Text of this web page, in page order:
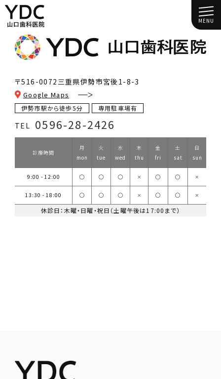
MENU
〒516-0072 三重県伊勢市宮後1-8-3
Google Maps
伊勢市駅から徒歩5分 専用駐車場有
TEL 0596-28-2426
診療時間
月
mon
火
tue
水
wed
木
thu
金
fri
土
sat
日
sun
9:00 - 12:00 ◯ ◯ ◯ ✕ ◯ ◯ ✕
13:30 - 18:00 ◯ ◯ ◯ ✕ ◯ ◯ ✕
休診日：木曜・日曜・祝日（土曜午後は17:00まで）